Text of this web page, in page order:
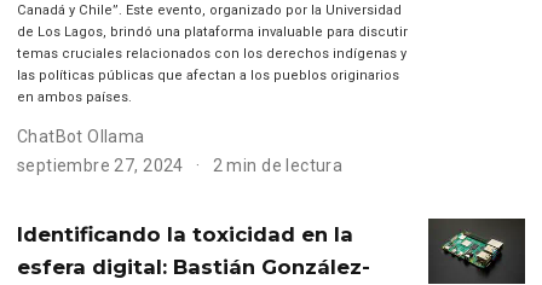
Canadá y Chile”. Este evento, organizado por la Universidad
de Los Lagos, brindó una plataforma invaluable para discutir
temas cruciales relacionados con los derechos indígenas y
las políticas públicas que afectan a los pueblos originarios
en ambos países.
ChatBot Ollama
septiembre 27, 2024
2 min de lectura
Identificando la toxicidad en la
esfera digital: Bastián González-